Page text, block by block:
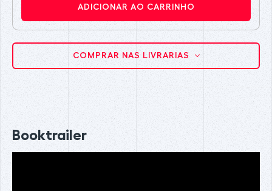
ADICIONAR AO CARRINHO
COMPRAR NAS LIVRARIAS
Booktrailer